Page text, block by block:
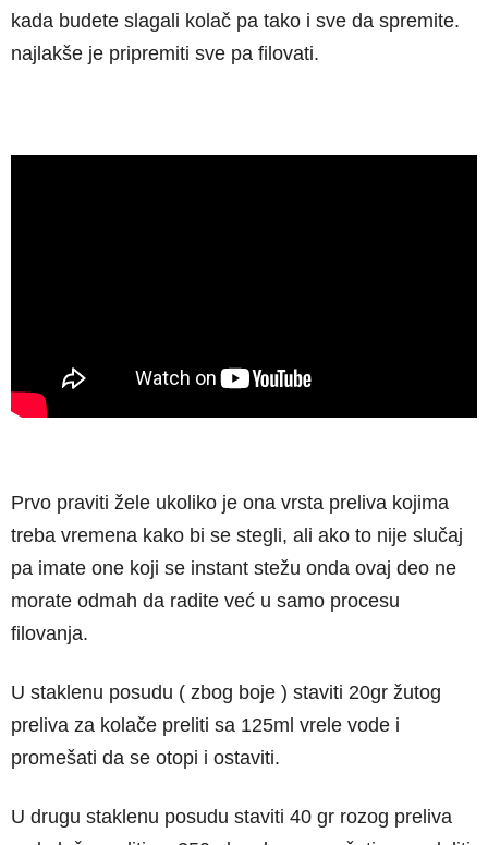
kada budete slagali kolač pa tako i sve da spremite.
najlakše je pripremiti sve pa filovati.
Prvo praviti žele ukoliko je ona vrsta preliva kojima
treba vremena kako bi se stegli, ali ako to nije slučaj
pa imate one koji se instant stežu onda ovaj deo ne
morate odmah da radite već u samo procesu
filovanja.
U staklenu posudu ( zbog boje ) staviti 20gr žutog
preliva za kolače preliti sa 125ml vrele vode i
promešati da se otopi i ostaviti.
U drugu staklenu posudu staviti 40 gr rozog preliva